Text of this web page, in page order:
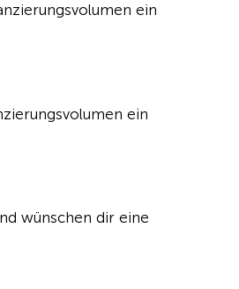
ein
ein
wünschen dir eine